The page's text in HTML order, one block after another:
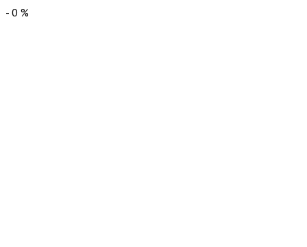
- 0 %